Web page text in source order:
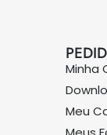
Minha
Meu